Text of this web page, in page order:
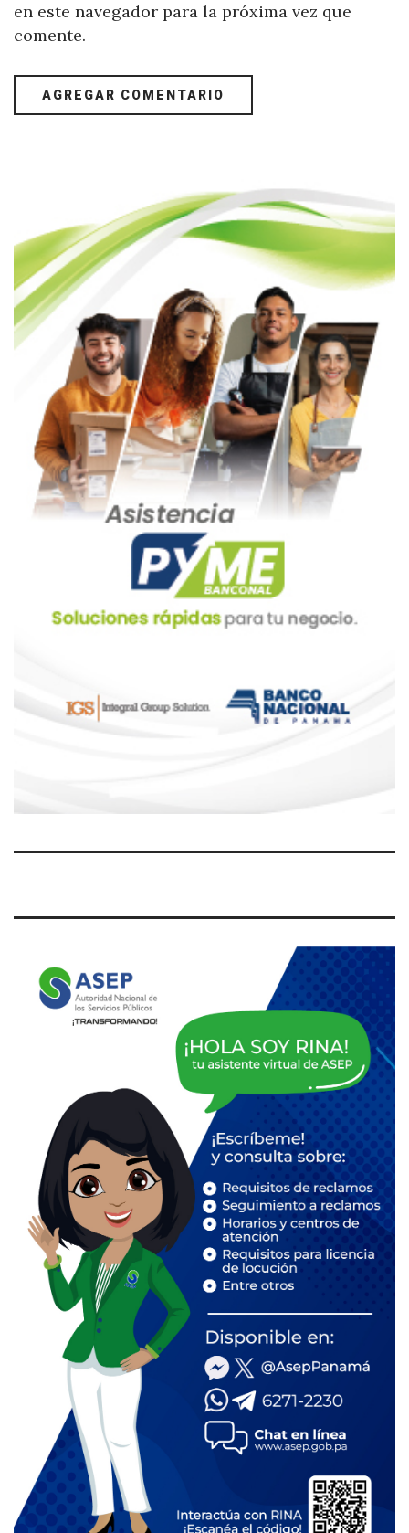
en este navegador para la próxima vez que
comente.